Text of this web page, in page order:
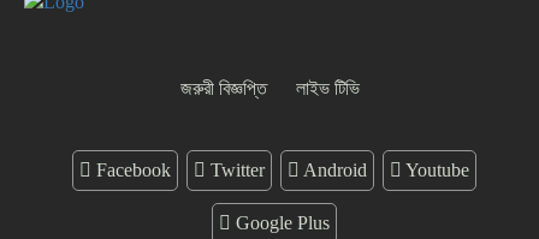
জরুরী বিজ্ঞপ্তি লাইভ টিভি
Facebook Twitter Android Youtube
Google Plus